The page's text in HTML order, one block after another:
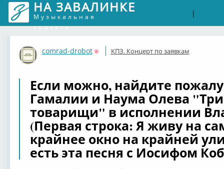
НА ЗАВАЛИНКЕ
Музыкальная
соцсеть
|
comrad-drobot
Оффлайн
КПЗ. Концерт по заявкам
Если можно, найдите
Гамалии и Наума Олева
товарищи" в исполнении
(Первая строка: Я живу на
крайнее окно на крайней
есть эта песня с Иосифом